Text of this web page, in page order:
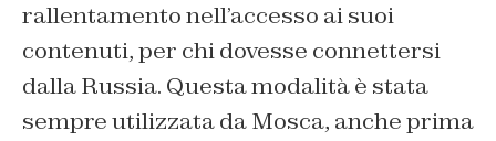
rallentamento nell’accesso ai suoi
contenuti, per chi dovesse connettersi
dalla Russia. Questa modalità è stata
sempre utilizzata da Mosca, anche prima